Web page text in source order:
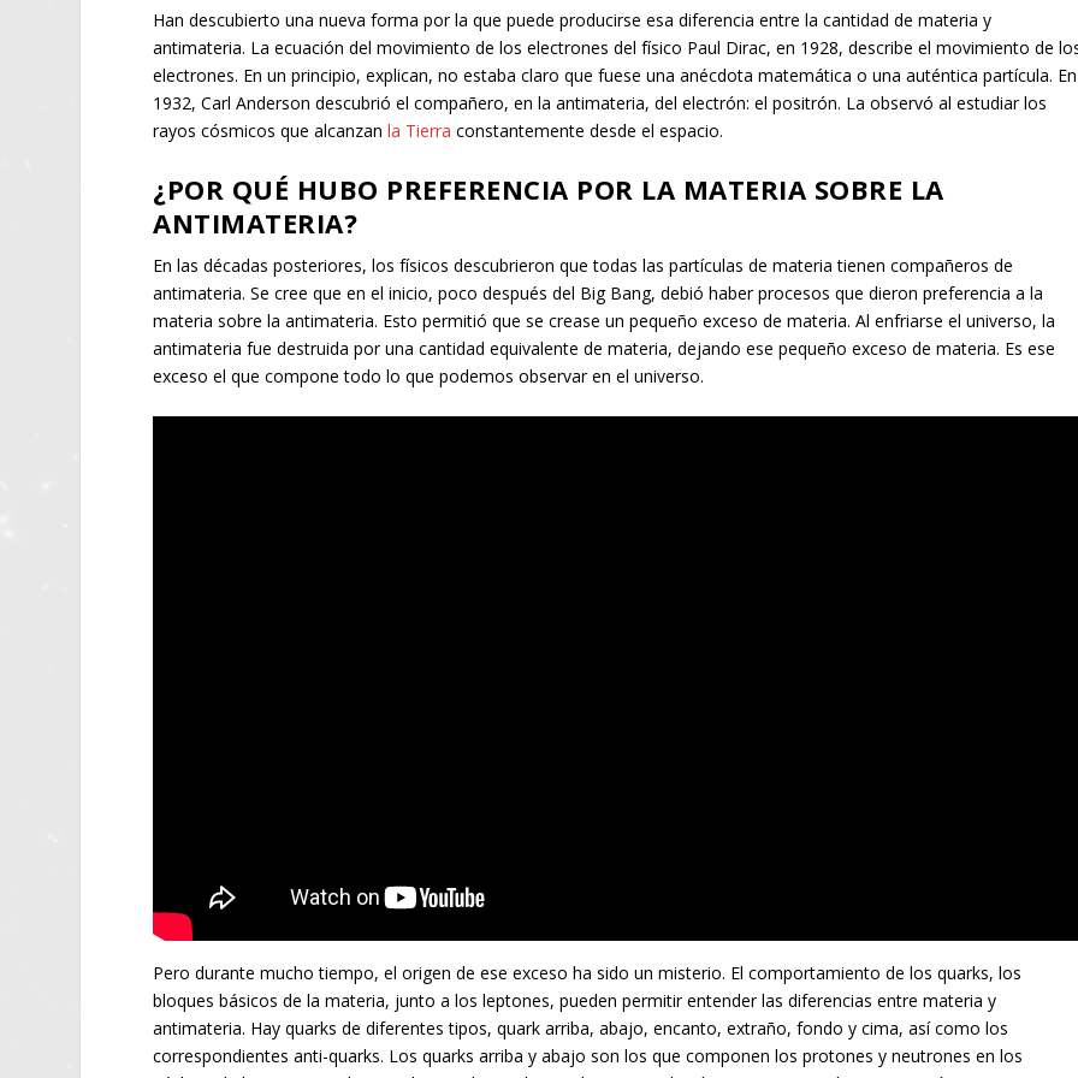
Han descubierto una nueva forma por la que puede producirse esa diferencia entre la cantidad de materia y
antimateria. La ecuación del movimiento de los electrones del físico Paul Dirac, en 1928, describe el movimiento de
electrones. En un principio, explican, no estaba claro que fuese una anécdota matemática o una auténtica partícula. En
1932, Carl Anderson descubrió el compañero, en la antimateria, del electrón: el positrón. La observó al estudiar los
rayos cósmicos que alcanzanla Tierra constantemente desde el espacio.
¿POR QUÉ HUBO PREFERENCIA POR LA MATERIA SOBRE LA
ANTIMATERIA?
En las décadas posteriores, los físicos descubrieron que todas las partículas de materia tienen compañeros de
antimateria. Se cree que en el inicio, poco después del Big Bang, debió haber procesos que dieron preferencia a la
materia sobre la antimateria. Esto permitió que se crease un pequeño exceso de materia. Al enfriarse el universo, la
antimateria fue destruida por una cantidad equivalente de materia, dejando ese pequeño exceso de materia. Es ese
exceso el que compone todo lo que podemos observar en el universo.
Pero durante mucho tiempo, el origen de ese exceso ha sido un misterio. El comportamiento de los quarks, los
bloques básicos de la materia, junto a los leptones, pueden permitir entender las diferencias entre materia y
antimateria. Hay quarks de diferentes tipos, quark arriba, abajo, encanto, extraño, fondo y cima, así como los
correspondientes anti-quarks. Los quarks arriba y abajo son los que componen los protones y neutrones en los